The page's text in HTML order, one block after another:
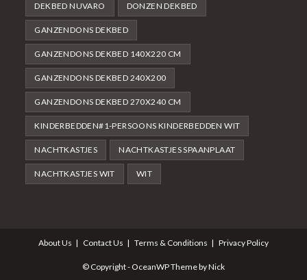
DEKBED NUVARO DONZEN DEKBED
GANZENDONS DEKBED
GANZENDONS DEKBED 140X220 CM
GANZENDONS DEKBED 240X200
GANZENDONS DEKBED 270X240 CM
KINDERBEDDEN#1-PERSOONS KINDERBEDDEN WIT
NACHTKASTJES NACHTKASTJES SPAANPLAAT
NACHTKASTJES WIT WIT
About Us Contact Us Terms & Conditions Privacy Policy
© Copyright - OceanWP Theme by Nick